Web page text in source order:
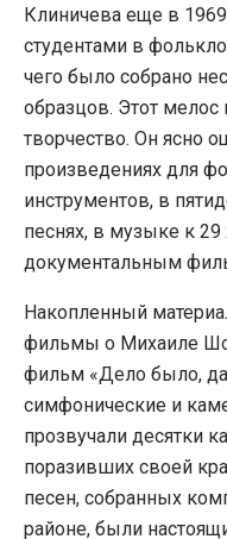
Клиничева еще в
студентами в
чего было собрано
образцов. Этот
творчество. Он ясно
произведениях для
инструментов, в
песнях, в музыке к
документальным
Накопленный
фильмы о Михаиле
фильм «Дело было,
симфонические и
прозвучали десятки
поразивших своей
песен, собранных
районе, были